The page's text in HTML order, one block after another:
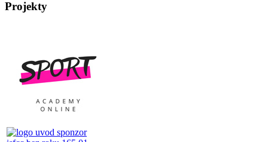
Projekty